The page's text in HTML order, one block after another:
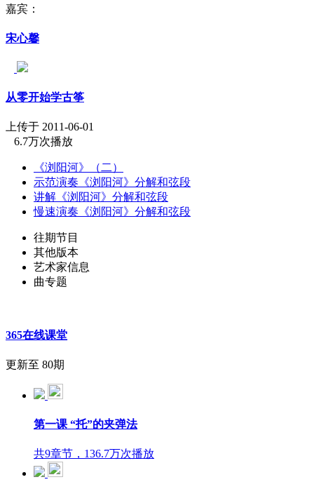
嘉宾：
宋心馨
从零开始学古筝
上传于 2011-06-01
6.7万次播放
《浏阳河》（二）
示范演奏《浏阳河》分解和弦段
讲解《浏阳河》分解和弦段
慢速演奏《浏阳河》分解和弦段
往期节目
其他版本
艺术家信息
曲专题
365在线课堂
更新至 80期
第一课 “托”的夹弹法
共9章节，136.7万次播放